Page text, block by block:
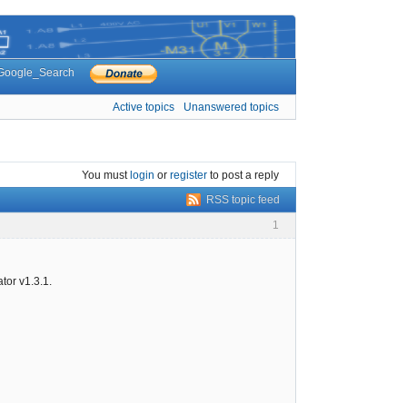
Active topics Unanswered topics
You mustlogin or register to post a reply
RSS topic feed
1
v1.3.1.